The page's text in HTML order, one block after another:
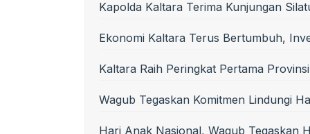
Kapolda Kaltara Terima Kunjungan
Ekonomi Kaltara Terus Bertumbuh,
Kaltara Raih Peringkat Pertama
Wagub Tegaskan Komitmen Lindungi
Hari Anak Nasional, Wagub Tegaskan